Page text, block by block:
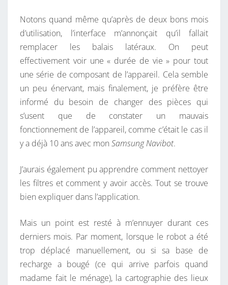
R
L
A
S
P
I
R
A
T
U
R
D
R
M
E
Notons quand même qu’après de deux bons mois
d’utilisation, l’interface m’annonçait qu’il fallait
remplacer les balais latéraux. On peut
effectivement voir une « durée de vie » pour tout
une série de composant de l’appareil. Cela semble
un peu énervant, mais finalement, je préfère être
informé du besoin de changer des pièces qui
s’usent que de constater un mauvais
fonctionnement de l’appareil, comme c’était le cas il
y a déjà 10 ans avec mon Samsung Navibot.
J’aurais également pu apprendre comment nettoyer
les filtres et comment y avoir accès. Tout se trouve
bien expliquer dans l’application.
Mais un point est resté à m’ennuyer durant ces
derniers mois. Par moment, lorsque le robot a été
trop déplacé manuellement, ou si sa base de
recharge a bougé (ce qui arrive parfois quand
madame fait le ménage), la cartographie des lieux